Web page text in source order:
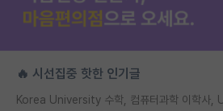
🔥 시선집중 핫한 인기글